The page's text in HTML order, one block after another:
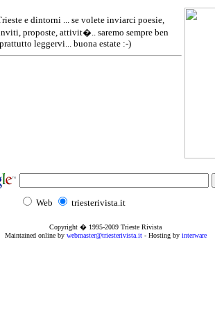
e dintorni ... se volete inviarci poesie,
proposte, attivit�.. saremo sempre ben
leggervi... buona estate :-)
Web triesterivista.it
Copyright � 1995-2009 Trieste Rivista
Maintained online by webmaster@triesterivista.it- Hosting by interware